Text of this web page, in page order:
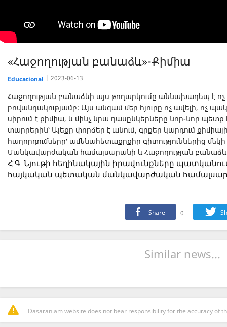
«Հաջողության բանաձև»-Քիմիա
Educational 2023-06-13
Հաջողության բանաձևի այս թողարկումը աննախադեպ է ոչ
բովանդակությամբ։ Այս անգամ մեր հյուրը ոչ ավելի, ոչ
սիրում է քիմիա, և մինչ նրա դասընկերները նոր-նոր
տարրերին՝ Ալեքը փորձեր է անում, գրքեր կարդում
հաղորդումները՝ ամենահետաքրքիր գիտություններից
Մանկավարժական համալսարանի և Հաջողության բանաձևի
Հ.Գ. Նյութի հեղինակային իրավունքները
հայկական պետական մանկավարժական
Share 0
Similar news...
Dasaran.am website does not bear responsibility for the accuracy of